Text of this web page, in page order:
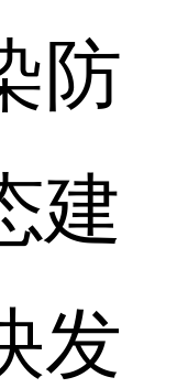
防
建
发